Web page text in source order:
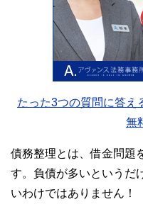
たった3つの質問に答え
無
債務整理とは、借金問題
す。負債が多いというだ
いわけではありません！